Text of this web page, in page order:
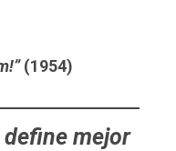
(1954)
mejor